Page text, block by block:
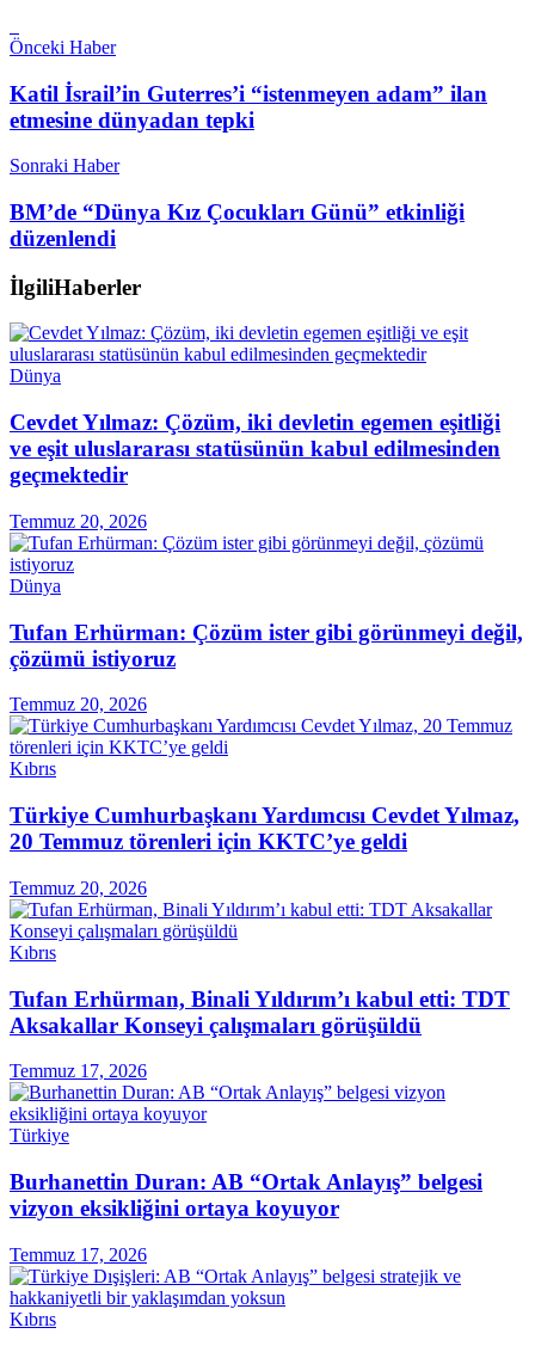
Önceki Haber
Katil İsrail’in Guterres’i “istenmeyen adam” ilan
etmesine dünyadan tepki
Sonraki Haber
BM’de “Dünya Kız Çocukları Günü” etkinliği
düzenlendi
İlgiliHaberler
Dünya
Cevdet Yılmaz: Çözüm, iki devletin egemen eşitliği
ve eşit uluslararası statüsünün kabul edilmesinden
geçmektedir
Temmuz 20, 2026
Dünya
Tufan Erhürman: Çözüm ister gibi görünmeyi değil,
çözümü istiyoruz
Temmuz 20, 2026
Kıbrıs
Türkiye Cumhurbaşkanı Yardımcısı Cevdet Yılmaz,
20 Temmuz törenleri için KKTC’ye geldi
Temmuz 20, 2026
Kıbrıs
Tufan Erhürman, Binali Yıldırım’ı kabul etti: TDT
Aksakallar Konseyi çalışmaları görüşüldü
Temmuz 17, 2026
Türkiye
Burhanettin Duran: AB “Ortak Anlayış” belgesi
vizyon eksikliğini ortaya koyuyor
Temmuz 17, 2026
Kıbrıs